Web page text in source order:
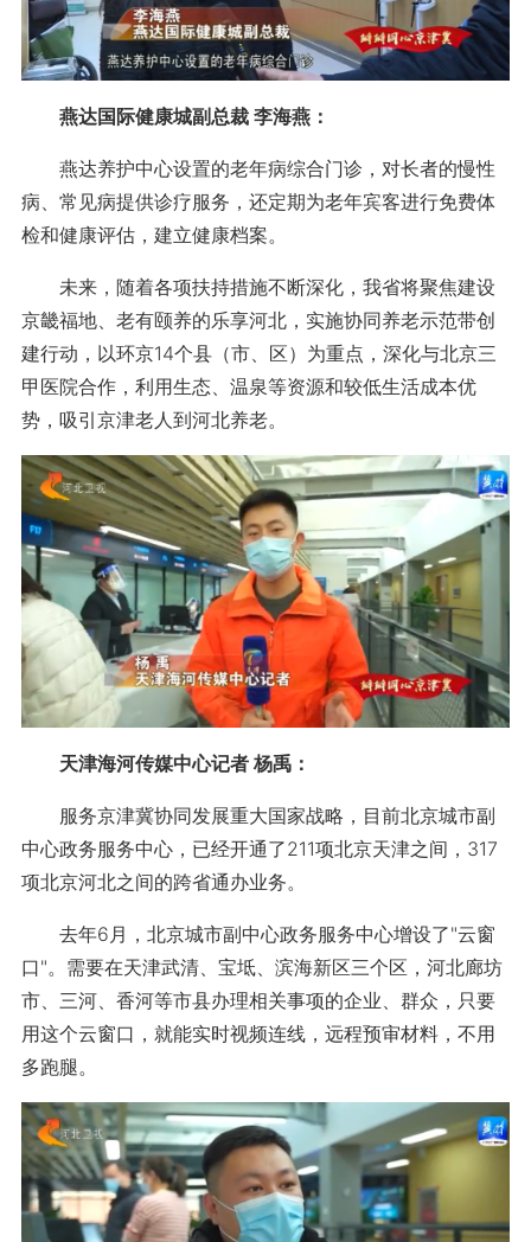
燕达国际健康城副总裁 李海燕：
燕达养护中心设置的老年病综合门诊，对长者的慢性
病、常见病提供诊疗服务，还定期为老年宾客进行免费体
检和健康评估，建立健康档案。
未来，随着各项扶持措施不断深化，我省将聚焦建设
京畿福地、老有颐养的乐享河北，实施协同养老示范带创
建行动，以环京14个县（市、区）为重点，深化与北京三
甲医院合作，利用生态、温泉等资源和较低生活成本优
势，吸引京津老人到河北养老。
天津海河传媒中心记者 杨禹：
服务京津冀协同发展重大国家战略，目前北京城市副
中心政务服务中心，已经开通了211项北京天津之间，317
项北京河北之间的跨省通办业务。
去年6月，北京城市副中心政务服务中心增设了"云窗
口"。需要在天津武清、宝坻、滨海新区三个区，河北廊坊
市、三河、香河等市县办理相关事项的企业、群众，只要
用这个云窗口，就能实时视频连线，远程预审材料，不用
多跑腿。